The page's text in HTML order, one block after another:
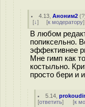
4.13 ,Аноним2 (?
[↓] [к модератору]
В любом
попиксельно.
эффективнее
Мне гимп как
костыльно.
просто бери и
5.14 ,
[ответить] [к